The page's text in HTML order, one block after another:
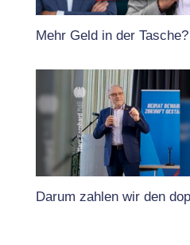
Mehr Geld in der
Darum zahlen wir den